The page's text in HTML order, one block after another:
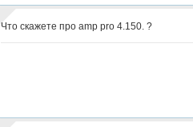
Что скажете про amp pro 4.150. ?